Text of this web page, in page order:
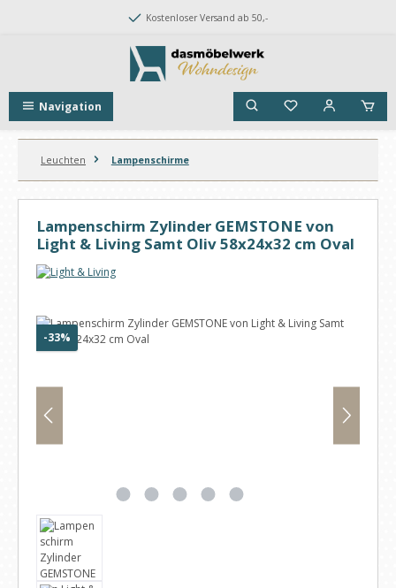
Zum Hauptinhalt springenKostenloser Versand ab 50,-
Navigation
Leuchten Lampenschirme
Lampenschirm Zylinder GEMSTONE von
Light & Living Samt Oliv 58x24x32 cm Oval
Bildergalerie überspringen
-33% Rabatt